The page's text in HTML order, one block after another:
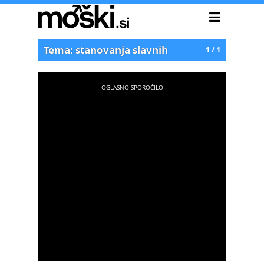
1 / 1
Tema: stanovanja slavnih